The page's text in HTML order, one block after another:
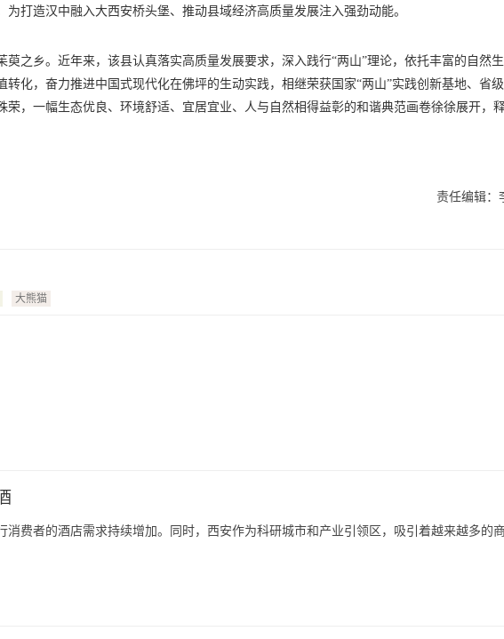
打造汉中融入大西安桥头堡、推动县域经济高质量发展注入强劲动能。
萸之乡。近年来，该县认真落实高质量发展要求，深入践行“两山”理论，依托丰富的自然
化，奋力推进中国式现代化在佛坪的生动实践，相继荣获国家“两山”实践创新基地、省
荣，一幅生态优良、环境舒适、宜居宜业、人与自然相得益彰的和谐典范画卷徐徐展开，
责任编辑：
大熊猫
消费者的酒店需求持续增加。同时，西安作为科研城市和产业引领区，吸引着越来越多的